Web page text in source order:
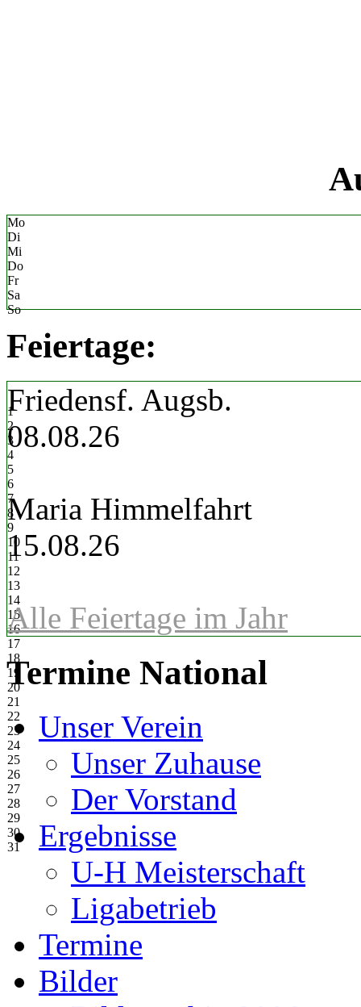
Mo
Di
Mi
Do
Fr
Sa
So
1
2
3
4
5
6
7
8
9
10
11
12
13
14
15
16
17
18
19
20
21
22
23
24
25
26
27
28
29
30
31
Feiertage:
Friedensf. Augsb.
08.08.26
Maria Himmelfahrt
15.08.26
Alle Feiertage im Jahr
Termine National
Unser Verein
Unser Zuhause
Der Vorstand
Ergebnisse
U-H Meisterschaft
Ligabetrieb
Termine
Bilder